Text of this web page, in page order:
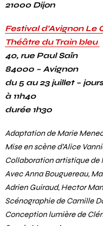
21000 Dijon
Festival d’Avignon Le
Théâtre du Train bleu
40, rue Paul Saïn
84000 – Avignon
du 5 au 23 juillet –
à 11h40
durée 1h30
Adaptation de Marie
Mise en scène d’Alice
Collaboration artistique de
Avec Anna Bouguereau,
Adrien Guiraud, Hector
Scénographie de Camille
Conception lumière de